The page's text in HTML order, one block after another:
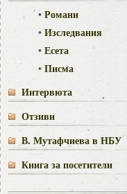
•Романи
•Изследвания
•Есета
•Писма
Интервюта
Отзиви
В. Мутафчиева в НБУ
Книга за посетители